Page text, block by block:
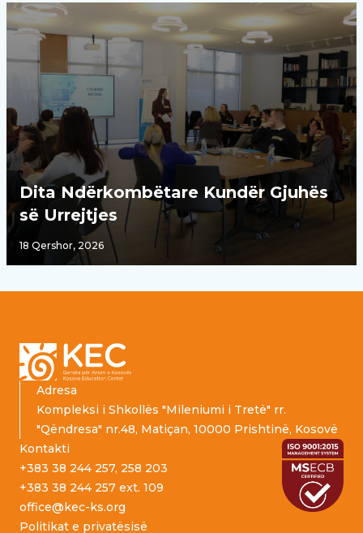
Dita Ndërkombëtare Kundër Gjuhës
së Urrejtjes
18 Qershor, 2026
Adresa
Kompleksi i Shkollës "Mileniumi i Tretë" rr.
"Qëndresa" nr.48, Matiçan, 10000 Prishtinë, Kosovë
Kontakti
+383 38 244 257, 258 203
+383 38 244 257 ext. 109
office@kec-ks.org
Politikat e privatësisë